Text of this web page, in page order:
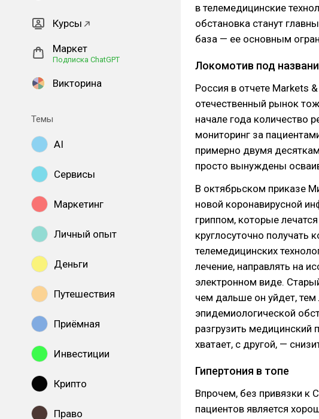
Курсы
Маркет
Подписка ChatGPT
Викторина
Темы
AI
Сервисы
Маркетинг
Личный опыт
Деньги
Путешествия
Приёмная
Инвестиции
Крипто
Право
в телемедицинские
обстановка станут
база — ее основным
Локомотив под
Россия в отчете Markets
отечественный рынок
начале года количество
мониторинг за
примерно двумя
просто вынуждены
В октябрьском приказе
новой коронавирусной
гриппом, которые
круглосуточно получать
телемедицинских
лечение, направлять на
электронном виде.
чем дальше он уйдет,
эпидемиологической
разгрузить медицинский
хватает, с другой, —
Гипертония в топе
Впрочем, без привязки к
пациентов является